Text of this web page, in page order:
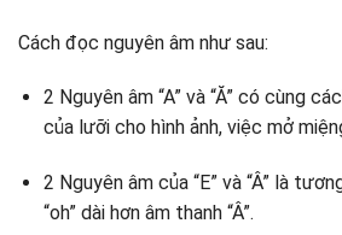
Cách đọc nguyên âm như sau:
2 Nguyên âm “A” và “Ă” có cùng
của lưỡi cho hình ảnh, việc mở
2 Nguyên âm của “E” và “Â” là
“oh” dài hơn âm thanh “Â”.